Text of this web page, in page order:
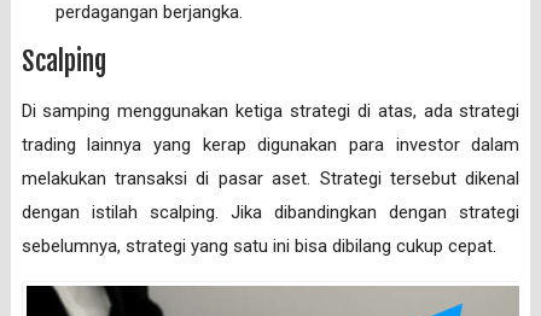
perdagangan berjangka.
Scalping
Di samping menggunakan ketiga strategi di atas, ada strategi
trading lainnya yang kerap digunakan para investor dalam
melakukan transaksi di pasar aset. Strategi tersebut dikenal
dengan istilah scalping. Jika dibandingkan dengan strategi
sebelumnya, strategi yang satu ini bisa dibilang cukup cepat.